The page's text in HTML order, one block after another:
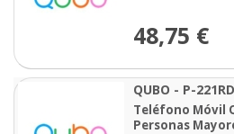
48,75 €
QUBO - P-
Teléfono Móvil
Personas